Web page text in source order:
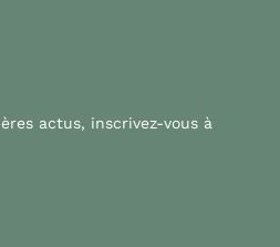
actus, inscrivez-vous à